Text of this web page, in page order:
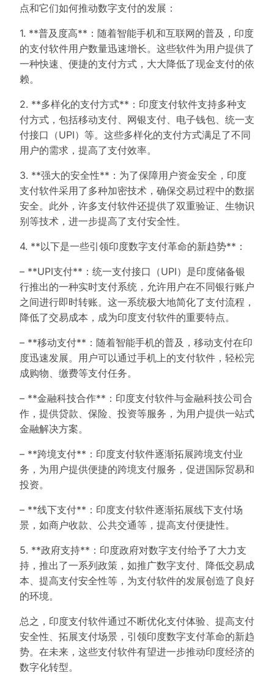
点和它们如何推动数字支付的发展：
1. **普及度高**：随着智能手机和互联网的普及，印度
的支付软件用户数量迅速增长。这些软件为用户提供了
一种快速、便捷的支付方式，大大降低了现金支付的依
赖。
2. **多样化的支付方式**：印度支付软件支持多种支
付方式，包括移动支付、网银支付、电子钱包、统一支
付接口（UPI）等。这些多样化的支付方式满足了不同
用户的需求，提高了支付效率。
3. **强大的安全性**：为了保障用户资金安全，印度
支付软件采用了多种加密技术，确保交易过程中的数据
安全。此外，许多支付软件还提供了双重验证、生物识
别等技术，进一步提高了支付安全性。
4. **以下是一些引领印度数字支付革命的新趋势**：
– **UPI支付**：统一支付接口（UPI）是印度储备银
行推出的一种实时支付系统，允许用户在不同银行账户
之间进行即时转账。这一系统极大地简化了支付流程，
降低了交易成本，成为印度支付软件的重要特点。
– **移动支付**：随着智能手机的普及，移动支付在印
度迅速发展。用户可以通过手机上的支付软件，轻松完
成购物、缴费等支付任务。
– **金融科技合作**：印度支付软件与金融科技公司合
作，提供贷款、保险、投资等服务，为用户提供一站式
金融解决方案。
– **跨境支付**：印度支付软件逐渐拓展跨境支付业
务，为用户提供便捷的跨境支付服务，促进国际贸易和
投资。
– **线下支付**：印度支付软件逐渐拓展线下支付场
景，如商户收款、公共交通等，提高支付便捷性。
5. **政府支持**：印度政府对数字支付给予了大力支
持，推出了一系列政策，如推广数字支付、降低交易成
本、提高支付安全性等，为支付软件的发展创造了良好
的环境。
总之，印度支付软件通过不断优化支付体验、提高支付
安全性、拓展支付场景，引领印度数字支付革命的新趋
势。在未来，这些支付软件有望进一步推动印度经济的
数字化转型。